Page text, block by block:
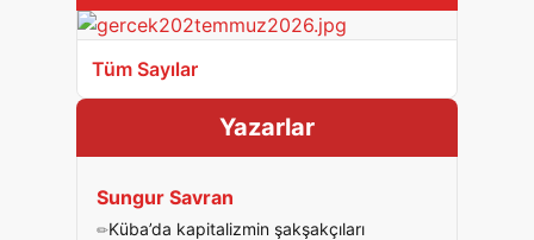
Tüm Sayılar
Yazarlar
Sungur Savran
Küba’da kapitalizmin şakşakçıları